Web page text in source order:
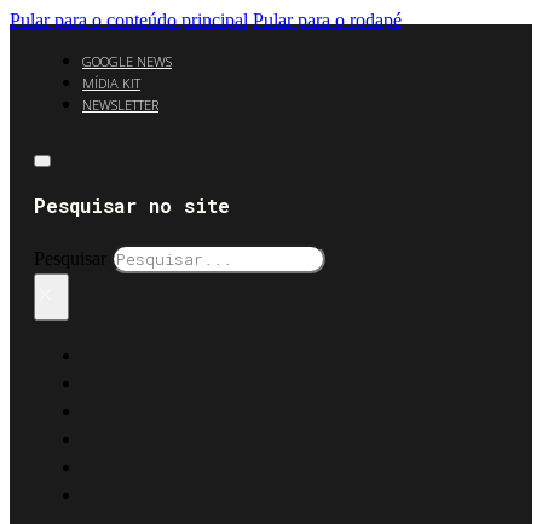
Pular para o conteúdo principal Pular para o rodapé
GOOGLE NEWS
MÍDIA KIT
NEWSLETTER
Pesquisar no site
Pesquisar